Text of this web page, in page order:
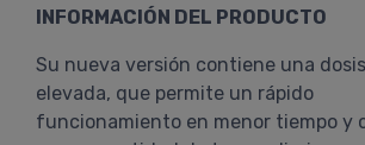
INFORMACIÓN DEL PRODUCTO
Su nueva versión contiene una
elevada, que permite un rápido
funcionamiento en menor tiempo y